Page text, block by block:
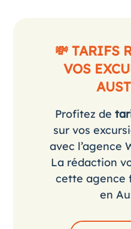
💸 TARIFS
VOS
Profitez de
sur vos
avec l’agence
La rédaction
cette agence
en